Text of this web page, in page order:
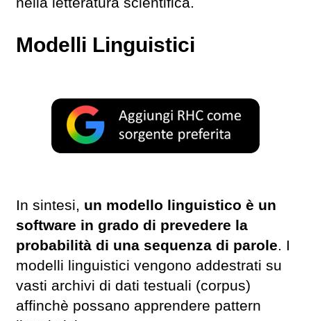
Modelli Linguistici
In sintesi, un modello linguistico è un
software in grado di prevedere la
probabilità di una sequenza di parole. I
modelli linguistici vengono addestrati su
vasti archivi di dati testuali (corpus)
affinchè possano apprendere pattern